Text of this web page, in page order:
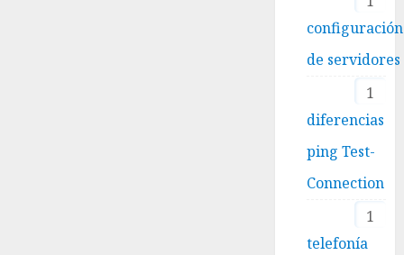
configuración
de servidores
1
diferencias
ping Test-
Connection
1
telefonía